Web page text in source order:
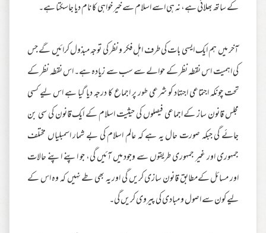
کے ساتھ بھلائی ہے، نہ ہی اسے اسلام سے خیر خواہی کا نام دیا جاسکتا ہے۔
آخر میں ہم ایک ایسی بات کی طرف اہل فکر و نظر کی توجہ مبذول کرائیں گے جس
کی اہمیت اس نقطہ نظر کے حوالے سے سب سے زیادہ ہے۔ اس نقطہ نظر کے
تحت چونکہ اجتماعی اجتہاد کو شرعی طور پر اجماع کا درجہ دیا گیا ہے اس لیے کسی
مجلس قانون ساز کے اجماعی فیصلوں کی حیثیت اسلام کے ایک قانون کی سی بن
جائے گی جبکہ صورت حال یہ ہے کہ عالم اسلام کی بے شمار اسمبلیاں مختلف
جمہوری اور غیر جمہوری طریقوں سے وجود میں آئیں گی، جو اپنے اپنے حالات
اور مسائل کےمطابق قانون سازی کریں گی اور یہ بھی طے نہیں کہ وہ اس کے
لیے کون سے اصول و مبادی کی پیروی کریں گی۔